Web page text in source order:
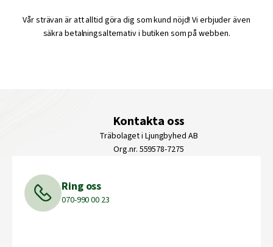
Vår strävan är att alltid göra dig som kund nöjd! Vi erbjuder även
säkra betalningsalternativ i butiken som på webben.
Kontakta oss
Träbolaget i Ljungbyhed AB
Org.nr. 559578-7275
Ring oss
070-990 00 23